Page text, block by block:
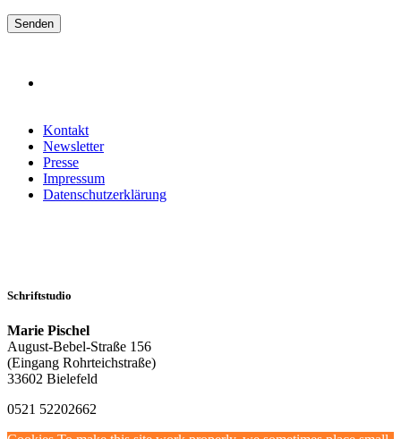
Kontakt
Newsletter
Presse
Impressum
Datenschutzerklärung
Schriftstudio
Marie Pischel
August-Bebel-Straße 156
(Eingang Rohrteichstraße)
33602 Bielefeld
0521 52202662